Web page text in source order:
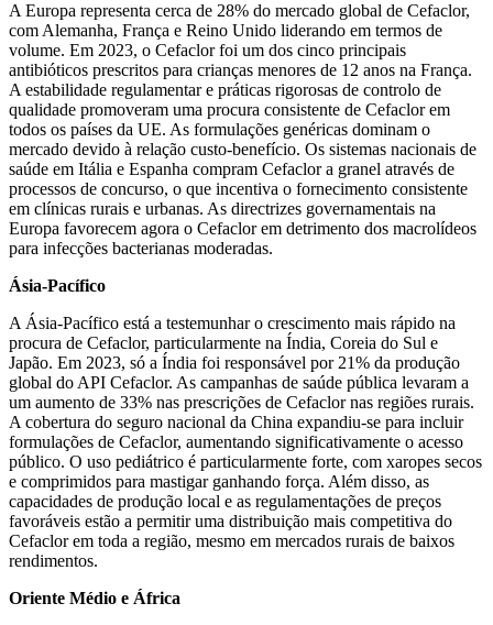
A Europa representa cerca de 28% do mercado global de Cefaclor,
com Alemanha, França e Reino Unido liderando em termos de
volume. Em 2023, o Cefaclor foi um dos cinco principais
antibióticos prescritos para crianças menores de 12 anos na França.
A estabilidade regulamentar e práticas rigorosas de controlo de
qualidade promoveram uma procura consistente de Cefaclor em
todos os países da UE. As formulações genéricas dominam o
mercado devido à relação custo-benefício. Os sistemas nacionais de
saúde em Itália e Espanha compram Cefaclor a granel através de
processos de concurso, o que incentiva o fornecimento consistente
em clínicas rurais e urbanas. As directrizes governamentais na
Europa favorecem agora o Cefaclor em detrimento dos macrolídeos
para infecções bacterianas moderadas.
Ásia-Pacífico
A Ásia-Pacífico está a testemunhar o crescimento mais rápido na
procura de Cefaclor, particularmente na Índia, Coreia do Sul e
Japão. Em 2023, só a Índia foi responsável por 21% da produção
global do API Cefaclor. As campanhas de saúde pública levaram a
um aumento de 33% nas prescrições de Cefaclor nas regiões rurais.
A cobertura do seguro nacional da China expandiu-se para incluir
formulações de Cefaclor, aumentando significativamente o acesso
público. O uso pediátrico é particularmente forte, com xaropes secos
e comprimidos para mastigar ganhando força. Além disso, as
capacidades de produção local e as regulamentações de preços
favoráveis ​​estão a permitir uma distribuição mais competitiva do
Cefaclor em toda a região, mesmo em mercados rurais de baixos
rendimentos.
Oriente Médio e África